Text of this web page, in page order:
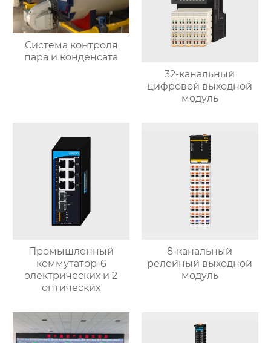
Система контроля
пара и конденсата
32-канальный
цифровой выходной
модуль
Промышленный
коммутатор-6
электрических и 2
оптических
8-канальный
релейный выходной
модуль